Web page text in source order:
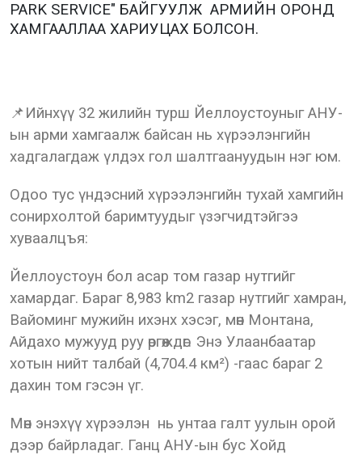
PARK SERVICE" БАЙГУУЛЖ АРМИЙН ОРОНД
ХАМГААЛЛАА ХАРИУЦАХ БОЛСОН.
📌Ийнхүү 32 жилийн турш Йеллоустоуныг АНУ-
ын арми хамгаалж байсан нь хүрээлэнгийн
хадгалагдаж үлдэх гол шалтгаануудын нэг юм.
Одоо тус үндэсний хүрээлэнгийн тухай хамгийн
сонирхолтой баримтуудыг үзэгчидтэйгээ
хуваалцъя:
Йеллоустоун бол асар том газар нутгийг
хамардаг. Бараг 8,983 km2 газар нутгийг хамран,
Вайоминг мужийн ихэнх хэсэг, мөн Монтана,
Айдахо мужууд руу өргөждөг. Энэ Улаанбаатар
хотын нийт талбай (4,704.4 км²) -гаас бараг 2
дахин том гэсэн үг.
Мөн энэхүү хүрээлэн нь унтаа галт уулын орой
дээр байрладаг. Ганц АНУ-ын бус Хойд